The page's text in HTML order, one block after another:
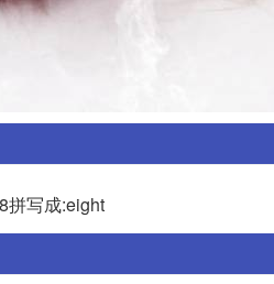
拼写成:eight